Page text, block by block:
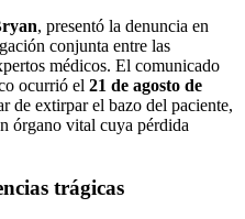
, presentó la denuncia en
conjunta entre las
médicos. El comunicado
ocurrió el 21 de agosto de
de extirpar el bazo del paciente,
órgano vital cuya pérdida
trágicas